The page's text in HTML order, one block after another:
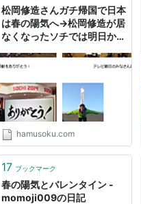
松岡修造さんガチ帰国で日本
は春の陽気へ→松岡修造が居
なくなったソチでは明日から
ター速報
hamusoku.com
17 ブックマーク
春の陽気とバレンタイン -
momoji009の日記